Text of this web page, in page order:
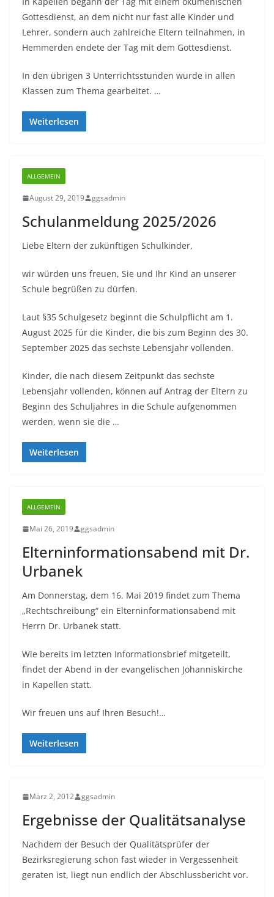
Gottesdienst, an dem nicht nur fast alle Kinder und
Lehrer, sondern auch zahlreiche Eltern teilnahmen, in
Hemmerden endete der Tag mit dem Gottesdienst.
In den übrigen 3 Unterrichtsstunden wurde in allen
Klassen zum Thema gearbeitet. …
Weiterlesen
ALLGEMEIN
August 29, 2019 ggsadmin
Schulanmeldung 2025/2026
Liebe Eltern der zukünftigen Schulkinder,
wir würden uns freuen, Sie und Ihr Kind an unserer
Schule begrüßen zu dürfen.
Laut §35 Schulgesetz beginnt die Schulpflicht am 1.
August 2025 für die Kinder, die bis zum Beginn des 30.
September 2025 das sechste Lebensjahr vollenden.
Kinder, die nach diesem Zeitpunkt das sechste
Lebensjahr vollenden, können auf Antrag der Eltern zu
Beginn des Schuljahres in die Schule aufgenommen
werden, wenn sie die …
Weiterlesen
ALLGEMEIN
Mai 26, 2019 ggsadmin
Elterninformationsabend mit Dr.
Urbanek
Am Donnerstag, dem 16. Mai 2019 findet zum Thema
„Rechtschreibung“ ein Elterninformationsabend mit
Herrn Dr. Urbanek statt.
Wie bereits im letzten Informationsbrief mitgeteilt,
findet der Abend in der evangelischen Johanniskirche
in Kapellen statt.
Wir freuen uns auf Ihren Besuch!…
Weiterlesen
März 2, 2012 ggsadmin
Ergebnisse der Qualitätsanalyse
Nachdem der Besuch der Qualitätsprüfer der
Bezirksregierung schon fast wieder in Vergessenheit
geraten ist, liegt nun endlich der Abschlussbericht vor.